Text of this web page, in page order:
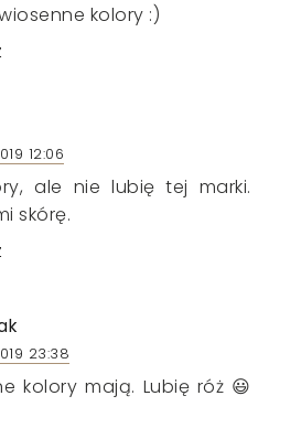
kolory :)
12:06
ale nie lubię tej marki.
skórę.
23:38
kolory mają. Lubię róż 😃